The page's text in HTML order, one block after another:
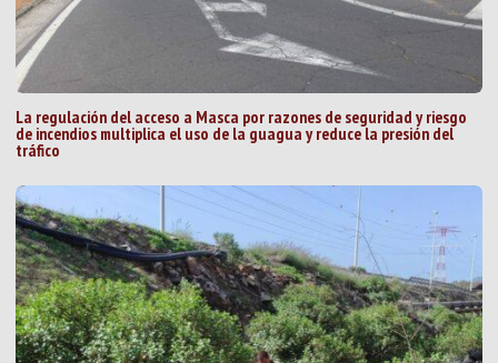
La regulación del acceso a Masca por razones de seguridad y riesgo
de incendios multiplica el uso de la guagua y reduce la presión del
tráfico